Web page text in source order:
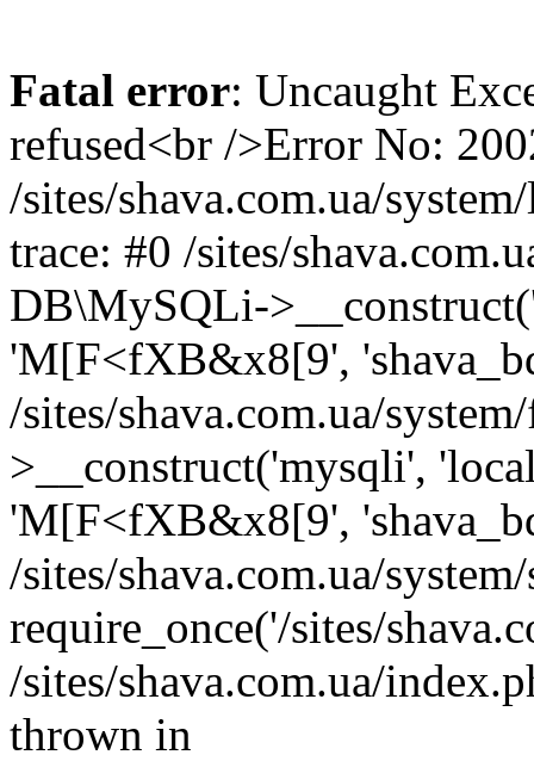
Fatal error: Uncaught
refused<br />Error No:
/sites/shava.com.ua/
trace: #0 /sites/
DB\MySQLi-
'M[F<fXB&x8[9',
/sites/shava.com.ua/
>__construct('mysqli',
'M[F<fXB&x8[9',
/sites/shava.com.ua/
require_once('/sites/
/sites/shava.com.ua/
thrown in